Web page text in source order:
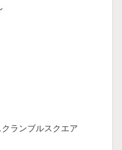
ランブルスクエア